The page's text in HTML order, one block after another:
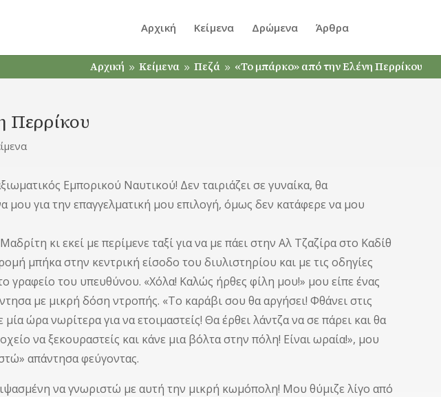
Αρχική Κείμενα Δρώμενα Άρθρα
Αρχική 9 Κείμενα 9 Πεζά 9 «Το μπάρκο» από την Ελένη Περρίκου
Περρίκου
Εμπορικού Ναυτικού! Δεν ταιριάζει σε γυναίκα, θα
μου για την επαγγελματική μου επιλογή, όμως δεν κατάφερε να μου
κι εκεί με περίμενε ταξί για να με πάει στην Αλ Τζαζίρα στο Καδίθ
μπήκα στην κεντρική είσοδο του διυλιστηρίου και με τις οδηγίες
γραφείο του υπευθύνου. «Χόλα! Καλώς ήρθες φίλη μου!» μου είπε ένας
με μικρή δόση ντροπής. «Το καράβι σου θα αργήσει! Φθάνει στις
ώρα νωρίτερα για να ετοιμαστείς! Θα έρθει λάντζα να σε πάρει και θα
να ξεκουραστείς και κάνε μια βόλτα στην πόλη! Είναι ωραία!», μου
απάντησα φεύγοντας.
να γνωριστώ με αυτή την μικρή κωμόπολη! Μου θύμιζε λίγο από